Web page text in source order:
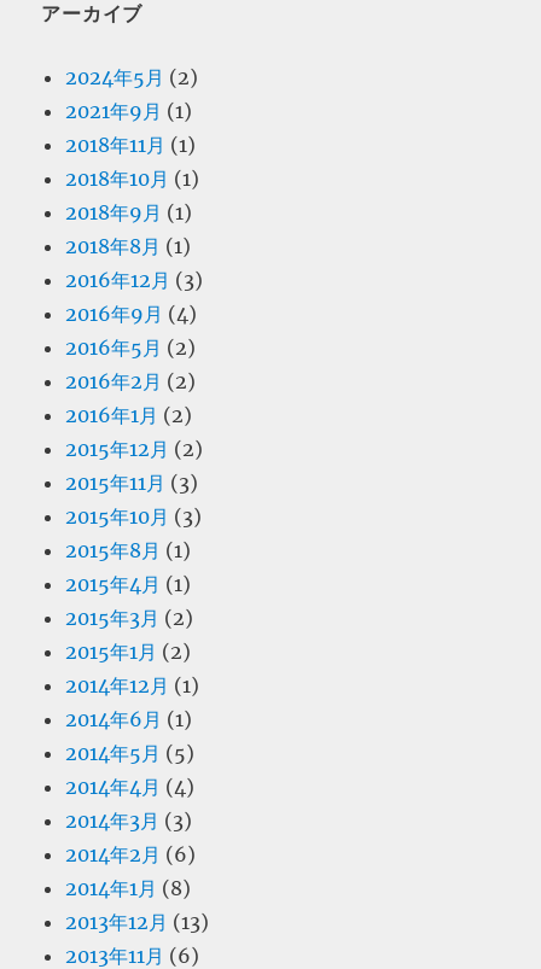
アーカイブ
2024年5月 (2)
2021年9月 (1)
2018年11月 (1)
2018年10月 (1)
2018年9月 (1)
2018年8月 (1)
2016年12月 (3)
2016年9月 (4)
2016年5月 (2)
2016年2月 (2)
2016年1月 (2)
2015年12月 (2)
2015年11月 (3)
2015年10月 (3)
2015年8月 (1)
2015年4月 (1)
2015年3月 (2)
2015年1月 (2)
2014年12月 (1)
2014年6月 (1)
2014年5月 (5)
2014年4月 (4)
2014年3月 (3)
2014年2月 (6)
2014年1月 (8)
2013年12月 (13)
2013年11月 (6)